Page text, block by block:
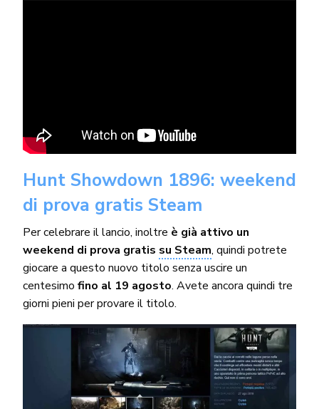
Hunt Showdown 1896: weekend
di prova gratis Steam
Per celebrare il lancio, inoltre è già attivo un
weekend di prova gratis su Steam, quindi potrete
giocare a questo nuovo titolo senza uscire un
centesimo fino al 19 agosto. Avete ancora quindi tre
giorni pieni per provare il titolo.